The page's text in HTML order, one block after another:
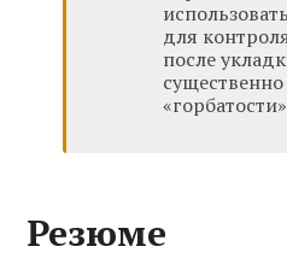
для
после
Резюме